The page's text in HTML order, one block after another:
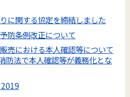
に関する協定を締結しました
防条例改正について
売における本人確認等について
防法で本人確認等が義務化とな
2019